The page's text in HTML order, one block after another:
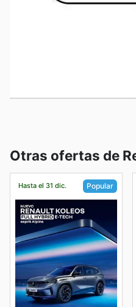
Otras ofertas de
Hasta el 31 dic. Popular